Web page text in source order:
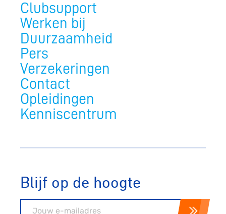
Clubsupport
Werken bij
Duurzaamheid
Pers
Verzekeringen
Contact
Opleidingen
Kenniscentrum
Blijf op de hoogte